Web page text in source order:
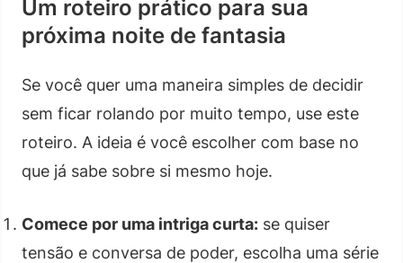
Um roteiro prático para sua
próxima noite de fantasia
Se você quer uma maneira simples de decidir
sem ficar rolando por muito tempo, use este
roteiro. A ideia é você escolher com base no
que já sabe sobre si mesmo hoje.
Comece por uma intriga curta: se quiser
tensão e conversa de poder, escolha uma série